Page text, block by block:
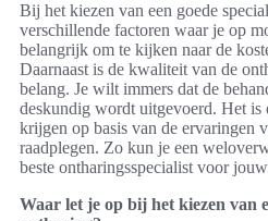
Bij het kiezen van een goede
verschillende factoren waar je op
belangrijk om te kijken naar de
Daarnaast is de kwaliteit van de
belang. Je wilt immers dat de
deskundig wordt uitgevoerd. Het is
krijgen op basis van de ervaringen
raadplegen. Zo kun je een
beste ontharingsspecialist voor
Waar let je op bij het kiezen van